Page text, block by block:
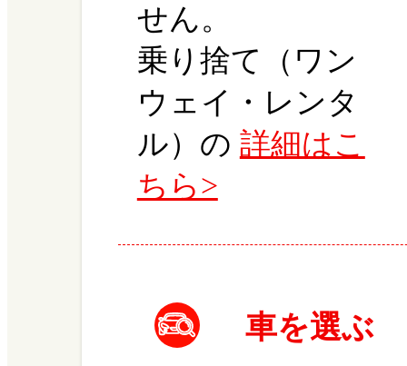
せん。
乗り捨て（ワン
ウェイ・レンタ
ル）の 詳細はこ
ちら>
車を選ぶ